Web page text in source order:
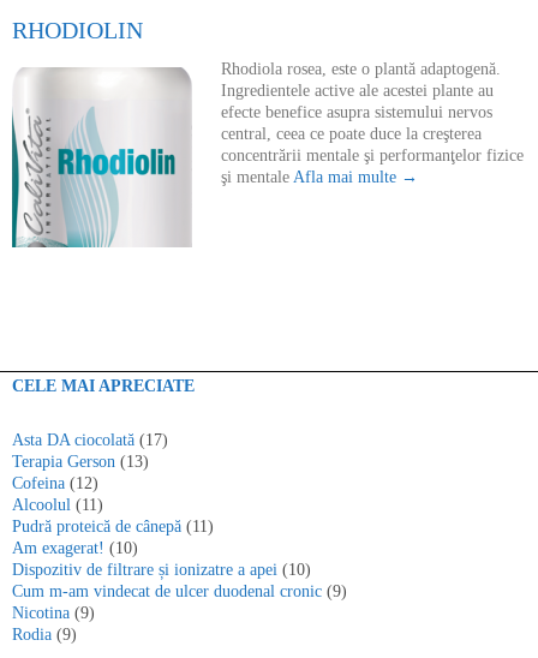
RHODIOLIN
Rhodiola rosea, este o plantă adaptogenă.
Ingredientele active ale acestei plante au
efecte benefice asupra sistemului nervos
central, ceea ce poate duce la creşterea
concentrării mentale şi performanţelor fizice
şi mentale Afla mai multe →
CELE MAI APRECIATE
Asta DA ciocolată (17)
Terapia Gerson (13)
Cofeina (12)
Alcoolul (11)
Pudră proteică de cânepă (11)
Am exagerat! (10)
Dispozitiv de filtrare și ionizatre a apei (10)
Cum m-am vindecat de ulcer duodenal cronic (9)
Nicotina (9)
Rodia (9)